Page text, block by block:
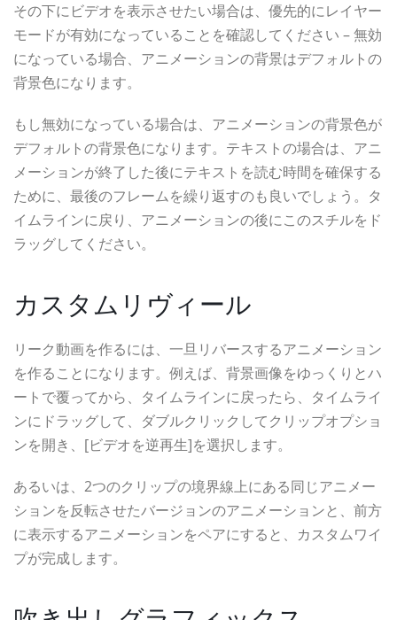
その下にビデオを表示させたい場合は、優先的にレイヤー
モードが有効になっていることを確認してください – 無効
になっている場合、アニメーションの背景はデフォルトの
背景色になります。
もし無効になっている場合は、アニメーションの背景色が
デフォルトの背景色になります。テキストの場合は、アニ
メーションが終了した後にテキストを読む時間を確保する
ために、最後のフレームを繰り返すのも良いでしょう。タ
イムラインに戻り、アニメーションの後にこのスチルをド
ラッグしてください。
カスタムリヴィール
リーク動画を作るには、一旦リバースするアニメーション
を作ることになります。例えば、背景画像をゆっくりとハ
ートで覆ってから、タイムラインに戻ったら、タイムライ
ンにドラッグして、ダブルクリックしてクリップオプショ
ンを開き、[ビデオを逆再生]を選択します。
あるいは、2つのクリップの境界線上にある同じアニメー
ションを反転させたバージョンのアニメーションと、前方
に表示するアニメーションをペアにすると、カスタムワイ
プが完成します。